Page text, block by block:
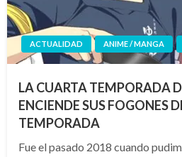
ACTUALIDAD ANIME / MANGA
LA CUARTA TEMPORADA
ENCIENDE SUS FOGONES
TEMPORADA
Fue el pasado 2018 cuando